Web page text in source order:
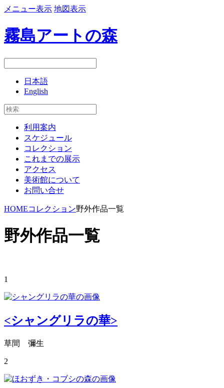
メニュー表示 地図表示
霧島アートの森
日本語
English
利用案内
スケジュール
コレクション
これまでの展示
アクセス
美術館について
お問い合せ
HOMEコレクション野外作品一覧
野外作品一覧
1
<シャングリラの華>
草間 彌生
2